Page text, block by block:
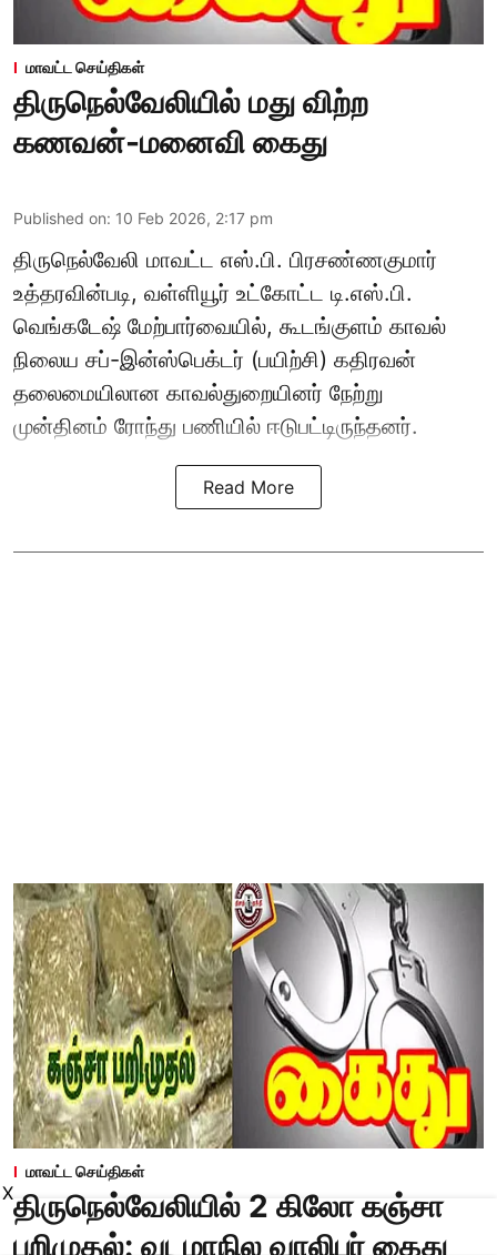
மாவட்ட செய்திகள்
திருநெல்வேலியில் மது விற்ற
கணவன்-மனைவி கைது
Published on: 10 Feb 2026, 2:17 pm
திருநெல்வேலி மாவட்ட எஸ்.பி. பிரசண்ணகுமார்
உத்தரவின்படி, வள்ளியூர் உட்கோட்ட டி.எஸ்.பி.
வெங்கடேஷ் மேற்பார்வையில், கூடங்குளம் காவல்
நிலைய சப்-இன்ஸ்பெக்டர் (பயிற்சி) கதிரவன்
தலைமையிலான காவல்துறையினர் நேற்று
முன்தினம் ரோந்து பணியில் ஈடுபட்டிருந்தனர்.
Read More
மாவட்ட செய்திகள்
திருநெல்வேலியில் 2 கிலோ கஞ்சா
பறிமுதல்: வடமாநில வாலிபர் கைது
X